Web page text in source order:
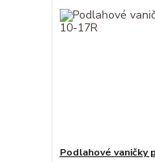
Podlahové vaničky